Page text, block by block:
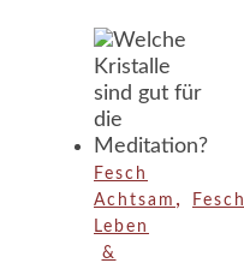
Fesch
Achtsam ,
Fesch
Leben
&